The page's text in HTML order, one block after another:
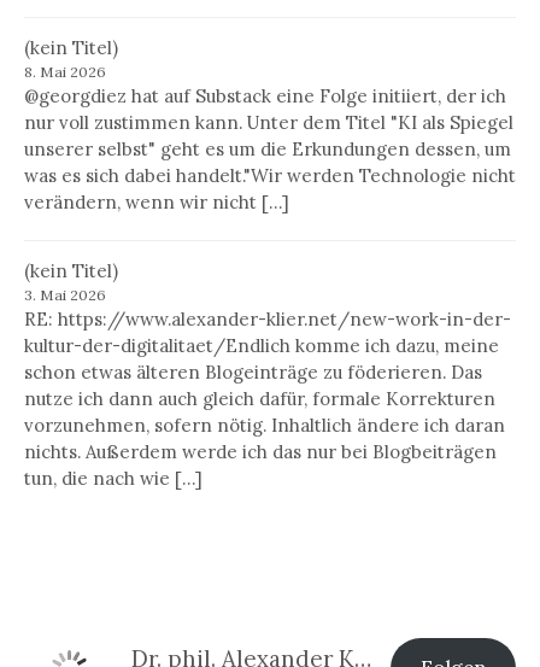
(kein Titel)
8. Mai 2026
@georgdiez hat auf Substack eine Folge initiiert, der ich
nur voll zustimmen kann. Unter dem Titel "KI als Spiegel
unserer selbst" geht es um die Erkundungen dessen, um
was es sich dabei handelt."Wir werden Technologie nicht
verändern, wenn wir nicht […]
(kein Titel)
3. Mai 2026
RE: https://www.alexander-klier.net/new-work-in-der-
kultur-der-digitalitaet/Endlich komme ich dazu, meine
schon etwas älteren Blogeinträge zu föderieren. Das
nutze ich dann auch gleich dafür, formale Korrekturen
vorzunehmen, sofern nötig. Inhaltlich ändere ich daran
nichts. Außerdem werde ich das nur bei Blogbeiträgen
tun, die nach wie […]
Dr. phil. Alexander Klier